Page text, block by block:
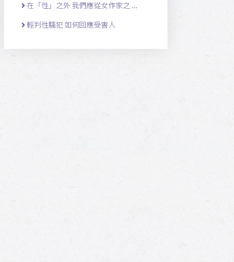
在「性」之外 我們應從女作家之 ...
輕判性騷犯 如何回應受害人